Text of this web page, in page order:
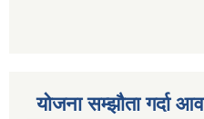
योजना सम्झाैता गर्दा